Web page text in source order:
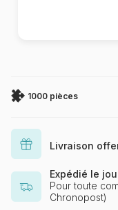
1000 pièces
Livraison
Expédié le
Pour toute
Chronopost)